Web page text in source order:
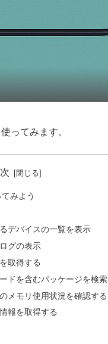
ってみます。
みよう
デバイスの一覧を表示
グの表示
取得する
ドを含むパッケージを検索
メモリ使用状況を確認する
報を取得する